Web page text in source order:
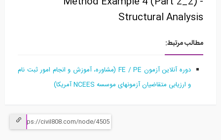
Structural Analysis
مطالب مرتبط:
دوره آنلاین آزمون FE / PE (مشاوره، آموزش و انجام امور ثبت نام
و ارزیابی متقاضیان آزمونهای موسسه NCEES آمریکا)